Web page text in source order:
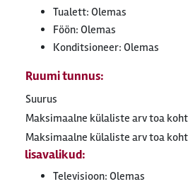
Tualett: Olemas
Föön: Olemas
Konditsioneer: Olemas
Suurus
Maksimaalne külaliste arv toa
Maksimaalne külaliste arv toa
Ruumi tunnus:
lisavalikud:
Televisioon: Olemas